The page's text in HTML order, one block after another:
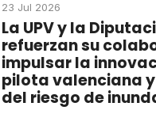
23 Jul 2026
La UPV y la
refuerzan su
impulsar la
pilota valenciana
del riesgo de